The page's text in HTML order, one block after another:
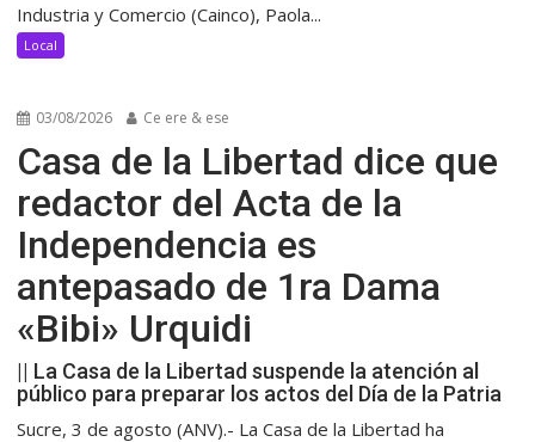
Industria y Comercio (Cainco), Paola...
Local
03/08/2026 Ce ere & ese
Casa de la Libertad dice que
redactor del Acta de la
Independencia es
antepasado de 1ra Dama
«Bibi» Urquidi
|| La Casa de la Libertad suspende la atención al
público para preparar los actos del Día de la Patria
Sucre, 3 de agosto (ANV).- La Casa de la Libertad ha